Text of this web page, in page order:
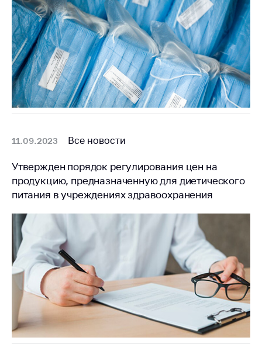
11.09.2023 Все новости
Утвержден порядок регулирования цен на
продукцию, предназначенную для диетического
питания в учреждениях здравоохранения